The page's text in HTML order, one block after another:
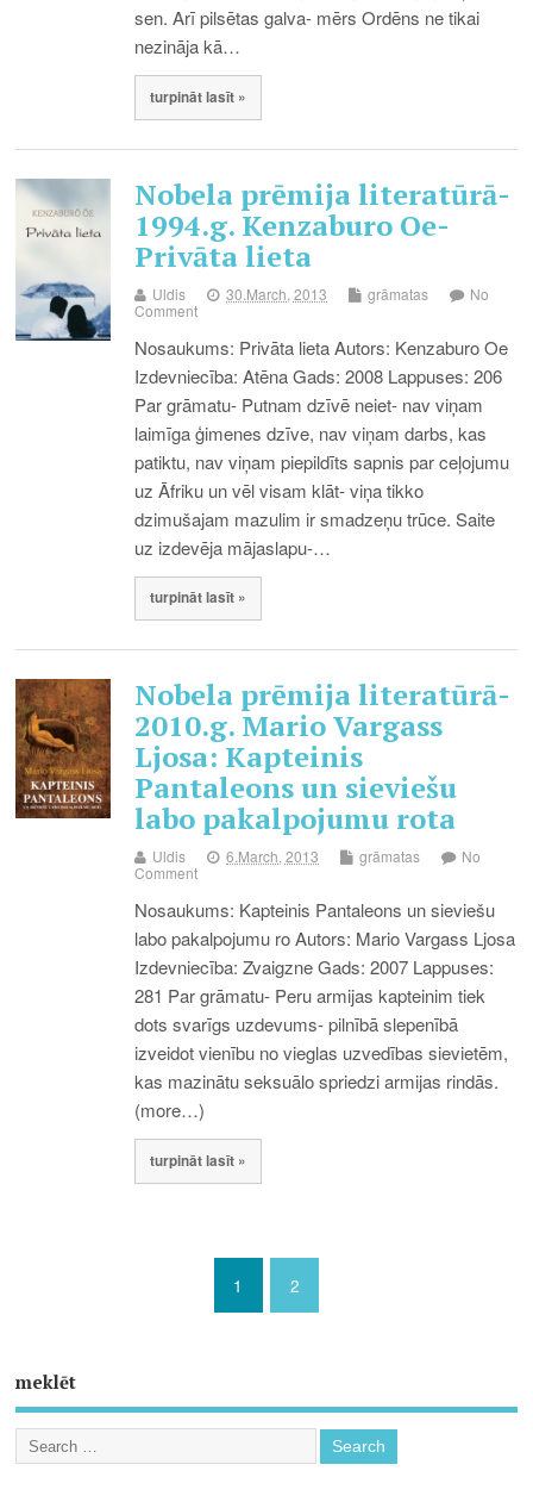
sen. Arī pilsētas galva- mērs Ordēns ne tikai
nezināja kā…
turpināt lasīt »
Nobela prēmija literatūrā-
1994.g. Kenzaburo Oe-
Privāta lieta
Uldis 30.March, 2013 grāmatas
No
Comment
Nosaukums: Privāta lieta Autors: Kenzaburo Oe
Izdevniecība: Atēna Gads: 2008 Lappuses: 206
Par grāmatu- Putnam dzīvē neiet- nav viņam
laimīga ģimenes dzīve, nav viņam darbs, kas
patiktu, nav viņam piepildīts sapnis par ceļojumu
uz Āfriku un vēl visam klāt- viņa tikko
dzimušajam mazulim ir smadzeņu trūce. Saite
uz izdevēja mājaslapu-…
turpināt lasīt »
Nobela prēmija literatūrā-
2010.g. Mario Vargass
Ljosa: Kapteinis
Pantaleons un sieviešu
labo pakalpojumu rota
Uldis 6.March, 2013 grāmatas
No
Comment
Nosaukums: Kapteinis Pantaleons un sieviešu
labo pakalpojumu ro Autors: Mario Vargass Ljosa
Izdevniecība: Zvaigzne Gads: 2007 Lappuses:
281 Par grāmatu- Peru armijas kapteinim tiek
dots svarīgs uzdevums- pilnībā slepenībā
izveidot vienību no vieglas uzvedības sievietēm,
kas mazinātu seksuālo spriedzi armijas rindās.
(more…)
turpināt lasīt »
1 2
meklēt